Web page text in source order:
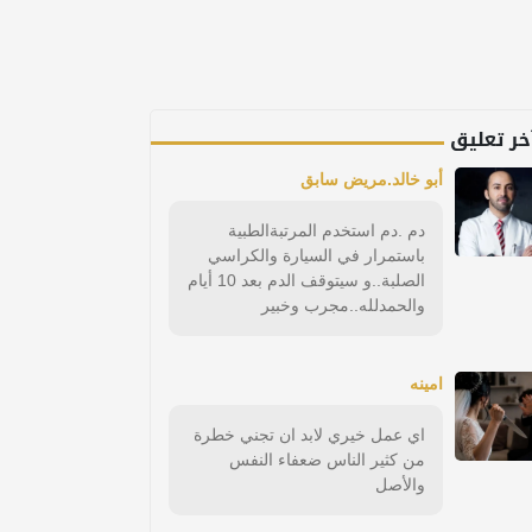
تعليق
أبو خالد.مريض سابق
دم .دم استخدم المرتبةالطبية
باستمرار في السيارة والكراسي
الصلبة..و سيتوقف الدم بعد 10 أيام
والحمدلله..مجرب وخبير
امينه
اي عمل خيري لابد ان تجني خطرة
من كثير الناس ضعفاء النفس
والأصل